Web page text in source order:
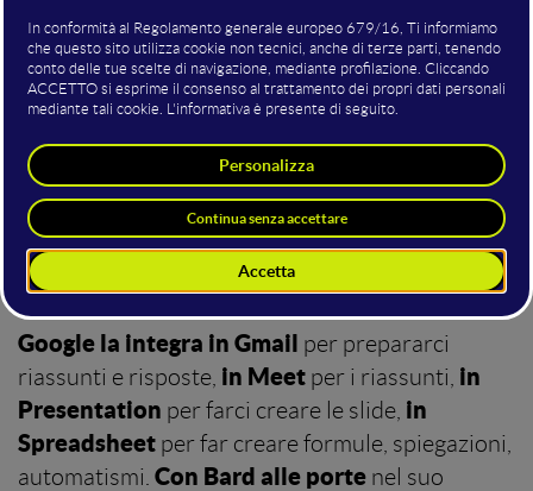
intende un
uso diffuso di metodi di
intelligenza artificiale, perché è chiaro che se
prendiamo Google ad esempio, diversi metodi di
AI vengono usati in diversi prodotti. Qui stiamo
parlando di altro.
Google la integra in Gmail per prepararci
riassunti e risposte, in Meet per i riassunti, in
Presentation per farci creare le slide, in
Spreadsheet per far creare formule, spiegazioni,
automatismi. Con Bard alle porte nel suo